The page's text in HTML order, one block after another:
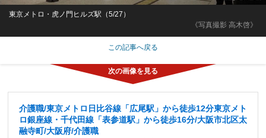
《写真撮影 高木啓》
東京メトロ・虎ノ門ヒルズ駅（5/27）
この記事へ戻る
介護職/東京メトロ日比谷線「広尾駅」から徒歩12分東京メト
ロ銀座線・千代田線「表参道駅」から徒歩16分/大阪市北区太
融寺町/大阪府/介護職